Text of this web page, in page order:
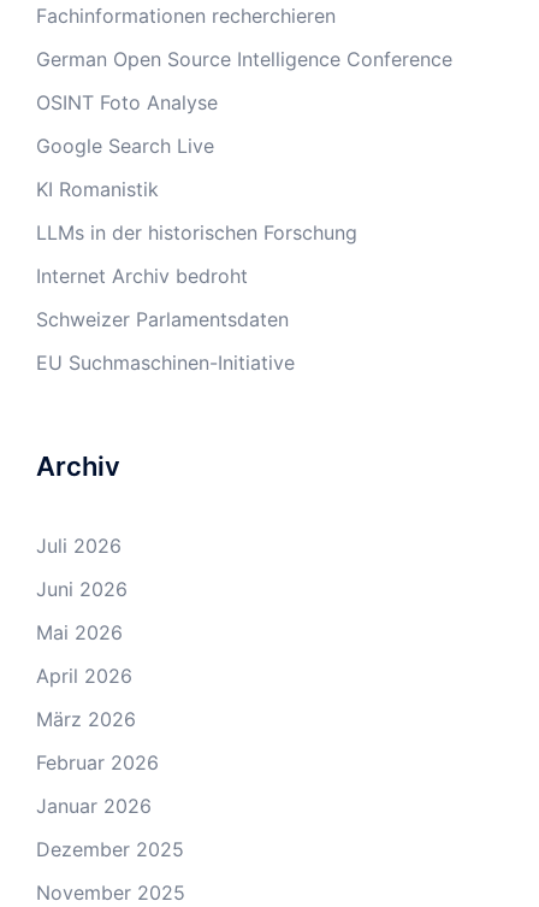
Fachinformationen recherchieren
German Open Source Intelligence Conference
OSINT Foto Analyse
Google Search Live
KI Romanistik
LLMs in der historischen Forschung
Internet Archiv bedroht
Schweizer Parlamentsdaten
EU Suchmaschinen-Initiative
Archiv
Juli 2026
Juni 2026
Mai 2026
April 2026
März 2026
Februar 2026
Januar 2026
Dezember 2025
November 2025